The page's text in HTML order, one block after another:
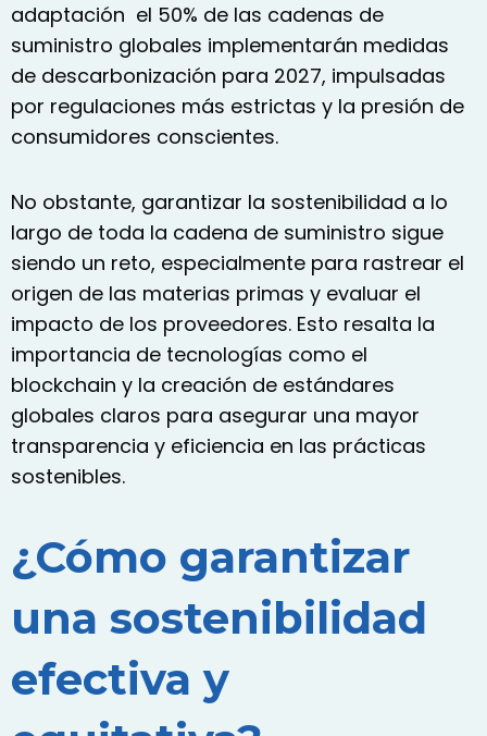
adaptación el 50% de las cadenas de
suministro globales implementarán medidas
de descarbonización para 2027, impulsadas
por regulaciones más estrictas y la presión de
consumidores conscientes.
No obstante, garantizar la sostenibilidad a lo
largo de toda la cadena de suministro sigue
siendo un reto, especialmente para rastrear el
origen de las materias primas y evaluar el
impacto de los proveedores. Esto resalta la
importancia de tecnologías como el
blockchain y la creación de estándares
globales claros para asegurar una mayor
transparencia y eficiencia en las prácticas
sostenibles.
¿Cómo garantizar
una sostenibilidad
efectiva y